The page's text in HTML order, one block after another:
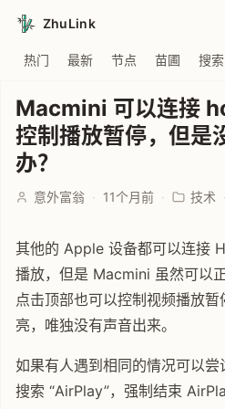
ZhuLink
热门 最新 节点 苗圃 搜索
Macmini 可以连接
控制播放暂停，但是
办？
意外富翁 · 11个月前 · 技术 ·
其他的 Apple 设备都可以连接
播放，但是 Macmini 虽然可以
点击顶部也可以控制视频播放
亮，唯独没有声音出来。
如果有人遇到相同的情况可以
搜索 “AirPlay”，强制结束